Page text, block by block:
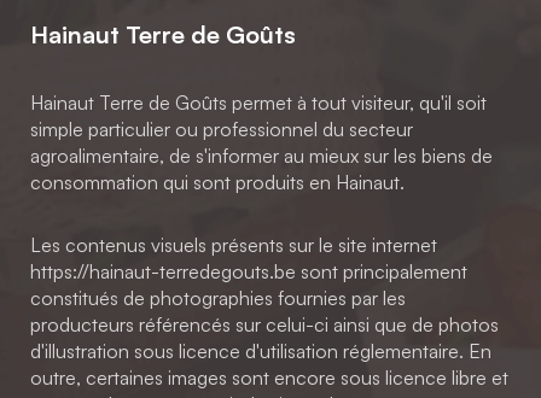
Hainaut Terre de Goûts
Hainaut Terre de Goûts permet à tout visiteur, qu'il soit
simple particulier ou professionnel du secteur
agroalimentaire, de s'informer au mieux sur les biens de
consommation qui sont produits en Hainaut.
Les contenus visuels présents sur le site internet
https://hainaut-terredegouts.be sont principalement
constitués de photographies fournies par les
producteurs référencés sur celui-ci ainsi que de photos
d'illustration sous licence d'utilisation réglementaire. En
outre, certaines images sont encore sous licence libre et